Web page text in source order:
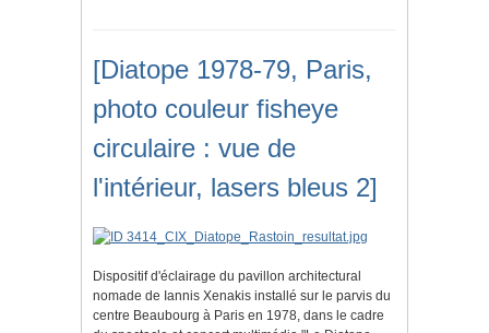
[Diatope 1978-79, Paris,
photo couleur fisheye
circulaire : vue de
l'intérieur, lasers bleus 2]
Dispositif d'éclairage du pavillon architectural
nomade de Iannis Xenakis installé sur le parvis du
centre Beaubourg à Paris en 1978, dans le cadre